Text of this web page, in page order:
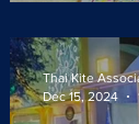
Thai Kite
Dec 15, 2024